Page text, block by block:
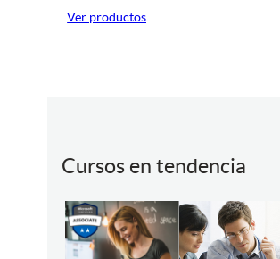
Ver productos
Cursos en tendencia